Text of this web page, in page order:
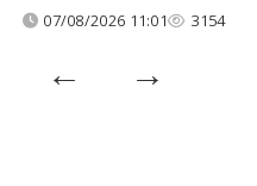
07/08/2026 11:01 3154